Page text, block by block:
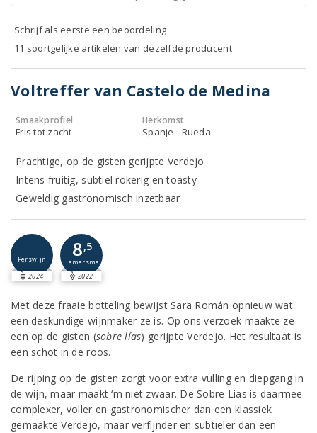
Schrijf als eerste een beoordeling
11 soortgelijke artikelen van dezelfde producent
Voltreffer van Castelo de Medina
Smaakprofiel
Fris tot zacht
Herkomst
Spanje - Rueda
Prachtige, op de gisten gerijpte Verdejo
Intens fruitig, subtiel rokerig en toasty
Geweldig gastronomisch inzetbaar
Perswijn
2024
8,5
Hamersma
2022
Met deze fraaie botteling bewijst Sara Román opnieuw wat
een deskundige wijnmaker ze is. Op ons verzoek maakte ze
een op de gisten (sobre lías) gerijpte Verdejo. Het resultaat is
een schot in de roos.
De rijping op de gisten zorgt voor extra vulling en diepgang in
de wijn, maar maakt ‘m niet zwaar. De Sobre Lías is daarmee
complexer, voller en gastronomischer dan een klassiek
gemaakte Verdejo, maar verfijnder en subtieler dan een